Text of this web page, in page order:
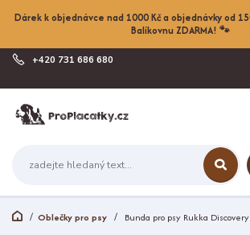
Dárek k objednávce nad 1000 Kč a objednávky od
Balíkovnu ZDARMA! 🐾
+420 731 686 680
Oblečky pro psy Bunda pro psy Rukka